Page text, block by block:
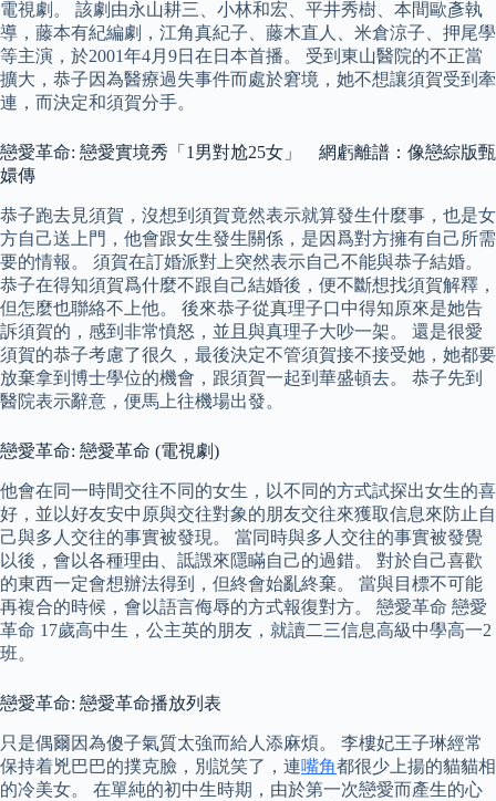
電視劇。 該劇由永山耕三、小林和宏、平井秀樹、本間歐彥執
導，藤本有紀編劇，江角真紀子、藤木直人、米倉涼子、押尾學
等主演，於2001年4月9日在日本首播。 受到東山醫院的不正當
擴大，恭子因為醫療過失事件而處於窘境，她不想讓須賀受到牽
連，而決定和須賀分手。
戀愛革命: 戀愛實境秀「1男對尬25女」 網虧離譜：像戀綜版甄
嬛傳
恭子跑去見須賀，沒想到須賀竟然表示就算發生什麼事，也是女
方自己送上門，他會跟女生發生關係，是因爲對方擁有自己所需
要的情報。 須賀在訂婚派對上突然表示自己不能與恭子結婚。
恭子在得知須賀爲什麼不跟自己結婚後，便不斷想找須賀解釋，
但怎麼也聯絡不上他。 後來恭子從真理子口中得知原來是她告
訴須賀的，感到非常憤怒，並且與真理子大吵一架。 還是很愛
須賀的恭子考慮了很久，最後決定不管須賀接不接受她，她都要
放棄拿到博士學位的機會，跟須賀一起到華盛頓去。 恭子先到
醫院表示辭意，便馬上往機場出發。
戀愛革命: 戀愛革命 (電視劇)
他會在同一時間交往不同的女生，以不同的方式試探出女生的喜
好，並以好友安中原與交往對象的朋友交往來獲取信息來防止自
己與多人交往的事實被發現。 當同時與多人交往的事實被發覺
以後，會以各種理由、詆譭來隱瞞自己的過錯。 對於自己喜歡
的東西一定會想辦法得到，但終會始亂終棄。 當與目標不可能
再複合的時候，會以語言侮辱的方式報復對方。 戀愛革命 戀愛
革命 17歲高中生，公主英的朋友，就讀二三信息高級中學高一2
班。
戀愛革命: 戀愛革命播放列表
只是偶爾因為傻子氣質太強而給人添麻煩。 李樓妃王子琳經常
保持着兇巴巴的撲克臉，別説笑了，連嘴角都很少上揚的貓貓相
的冷美女。 在單純的初中生時期，由於第一次戀愛而產生的心